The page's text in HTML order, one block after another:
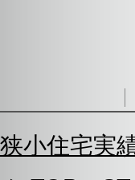
狭小住宅実